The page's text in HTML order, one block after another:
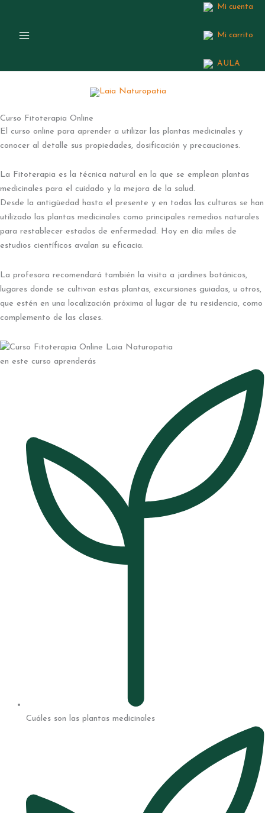
contenido
Mi cuenta
Mi carrito
AULA
Curso Fitoterapia Online
El curso online para aprender a utilizar las plantas medicinales y
conocer al detalle sus propiedades, dosificación y precauciones.
La Fitoterapia es la técnica natural en la que se emplean plantas
medicinales para el cuidado y la mejora de la salud.
Desde la antigüedad hasta el presente y en todas las culturas se han
utilizado las plantas medicinales como principales remedios naturales
para restablecer estados de enfermedad. Hoy en día miles de
estudios científicos avalan su eficacia.
La profesora recomendará también la visita a jardines botánicos,
lugares donde se cultivan estas plantas, excursiones guiadas, u otros,
que estén en una localización próxima al lugar de tu residencia, como
complemento de las clases.
en este curso aprenderás
Cuáles son las plantas medicinales